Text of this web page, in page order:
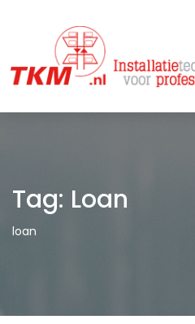
Tag: Loan
loan